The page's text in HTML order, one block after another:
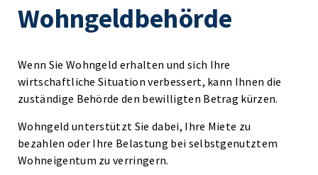
Wohngeldbehörde
Wenn Sie Wohngeld erhalten und sich Ihre
wirtschaftliche Situation verbessert, kann Ihnen die
zuständige Behörde den bewilligten Betrag kürzen.
Wohngeld unterstützt Sie dabei, Ihre Miete zu
bezahlen oder Ihre Belastung bei selbstgenutztem
Wohneigentum zu verringern.